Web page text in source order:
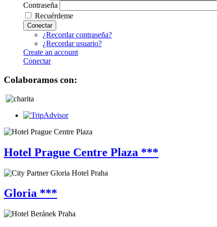
Contraseña
Recuérdeme
Conectar
¿Recordar contraseña?
¿Recordar usuario?
Create an account
Conectar
Colaboramos con:
Hotel Prague Centre Plaza ***
Gloria ***